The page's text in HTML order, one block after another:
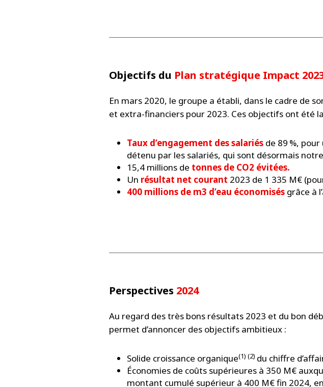
Objectifs du Plan stratégique Impact
En mars 2020, le groupe a établi, dans le cadre de
et extra-financiers pour 2023. Ces objectifs ont été
Taux d’engagement des salariés de 89 %,
détenu par les salariés, qui sont désormais
15,4 millions de tonnes de CO2 évitées.
Un résultat net courant 2023 de 1 335 M€
400 millions de m3 d’eau économisés grâce à
Perspectives 2024
Au regard des très bons résultats 2023 et du bon
permet d’annoncer des objectifs ambitieux :
Solide croissance organique(1) (2) du chiffre
Économies de coûts supérieures à 350 M€
montant cumulé supérieur à 400 M€ fin 2024,